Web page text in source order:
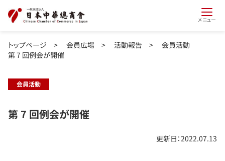
メニュー
トップページ > 会員広場 > 活動報告 > 会員活動
第 7 回例会が開催
会員活動
第 7 回例会が開催
更新日：2022.07.13